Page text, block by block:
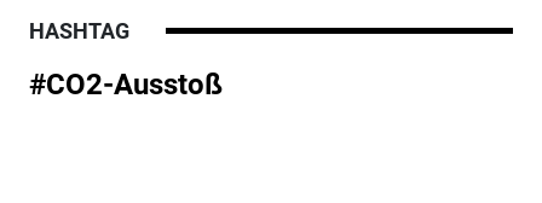
HASHTAG
#CO2-Ausstoß